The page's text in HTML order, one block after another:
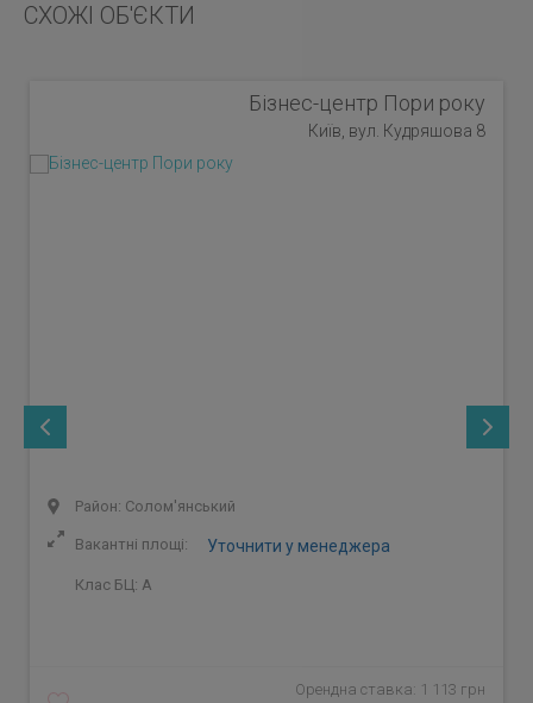
СХОЖІ ОБ'ЄКТИ
Бізнес-центр Пори року
Київ, вул. Кудряшова 8
Район: Солом'янський
Вакантні площі: Уточнити у менеджера
Клас БЦ: A
Орендна ставка: 1 113 грн